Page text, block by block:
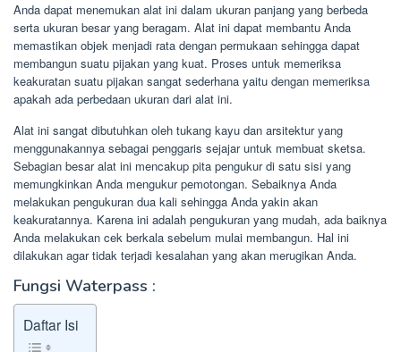
Anda dapat menemukan alat ini dalam ukuran panjang yang berbeda
serta ukuran besar yang beragam. Alat ini dapat membantu Anda
memastikan objek menjadi rata dengan permukaan sehingga dapat
membangun suatu pijakan yang kuat. Proses untuk memeriksa
keakuratan suatu pijakan sangat sederhana yaitu dengan memeriksa
apakah ada perbedaan ukuran dari alat ini.
Alat ini sangat dibutuhkan oleh tukang kayu dan arsitektur yang
menggunakannya sebagai penggaris sejajar untuk membuat sketsa.
Sebagian besar alat ini mencakup pita pengukur di satu sisi yang
memungkinkan Anda mengukur pemotongan. Sebaiknya Anda
melakukan pengukuran dua kali sehingga Anda yakin akan
keakuratannya. Karena ini adalah pengukuran yang mudah, ada baiknya
Anda melakukan cek berkala sebelum mulai membangun. Hal ini
dilakukan agar tidak terjadi kesalahan yang akan merugikan Anda.
Fungsi Waterpass :
Daftar Isi